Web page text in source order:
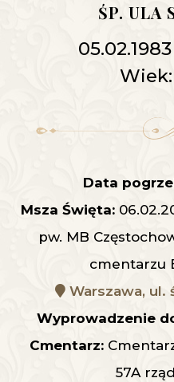
ŚP. ULA
Data
Msza Święta:
pw. MB
cmentarzu
Warszawa, ul.
Wyprowadzenie
Cmentarz:
57A